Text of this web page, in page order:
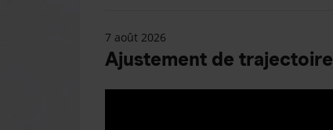
7 août 2026
Ajustement de trajectoire